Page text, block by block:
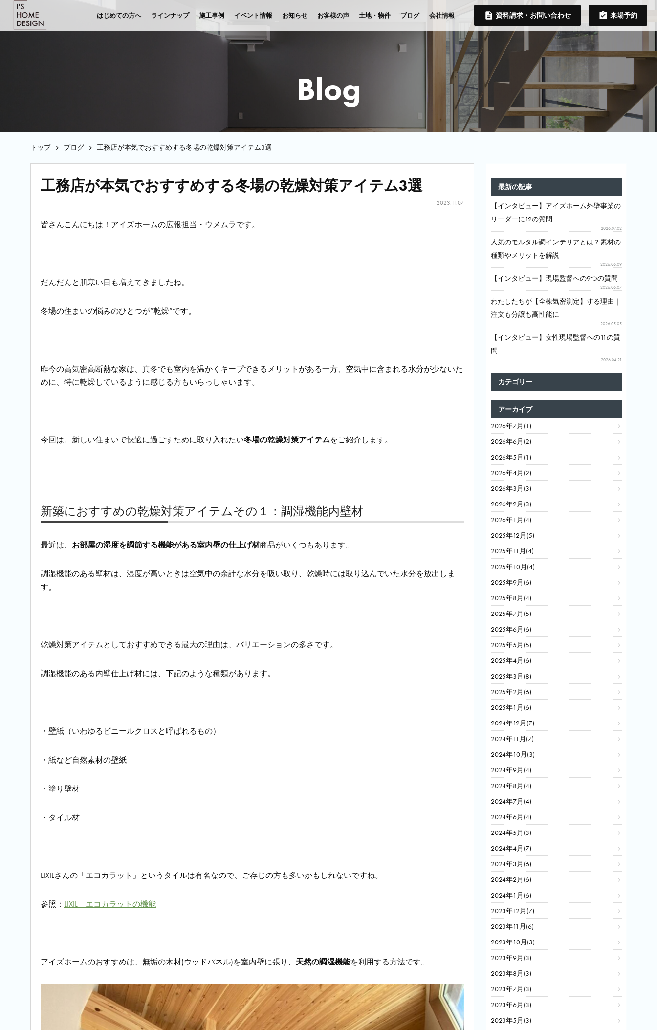
はじめての方へ ラインナップ 施工事例 イベント情報 お知らせ お客様の声 土地・物件 ブログ 会社情報 資料請求・お問い合わせ 来場予約
Blog
トップ ブログ 工務店が本気でおすすめする冬場の乾燥対策アイテム3選
工務店が本気でおすすめする冬場の乾燥対策アイテム3選
2023.11.07
皆さんこんにちは！アイズホームの広報担当・ウメムラです。
だんだんと肌寒い日も増えてきましたね。
冬場の住まいの悩みのひとつが”乾燥”です。
昨今の高気密高断熱な家は、真冬でも室内を温かくキープできるメリットがある一方、空気中に含まれる水分が少ないた
めに、特に乾燥しているように感じる方もいらっしゃいます。
今回は、新しい住まいで快適に過ごすために取り入れたい冬場の乾燥対策アイテムをご紹介します。
新築におすすめの乾燥対策アイテムその１：調湿機能内壁材
最近は、 お部屋の湿度を調節する機能がある室内壁の仕上げ材商品がいくつもあります。
調湿機能のある壁材は、湿度が高いときは空気中の余計な水分を吸い取り、乾燥時には取り込んでいた水分を放出しま
す。
乾燥対策アイテムとしておすすめできる最大の理由は、バリエーションの多さです。
調湿機能のある内壁仕上げ材には、下記のような種類があります。
・壁紙（いわゆるビニールクロスと呼ばれるもの）
・紙など自然素材の壁紙
・塗り壁材
・タイル材
LIXILさんの「エコカラット」というタイルは有名なので、ご存じの方も多いかもしれないですね。
参照： LIXIL エコカラットの機能
アイズホームのおすすめは、無垢の木材(ウッドパネル)を室内壁に張り、 天然の調湿機能を利用する方法です。
最新の記事
【インタビュー】アイズホーム外壁事業の
リーダーに12の質問
2026.07.02
人気のモルタル調インテリアとは？素材の
種類やメリットを解説
2026.06.09
【インタビュー】現場監督への9つの質問
2026.06.07
わたしたちが【全棟気密測定】する理由｜
注文も分譲も高性能に
2026.05.05
【インタビュー】女性現場監督への11の質
問
2026.04.21
カテゴリー
アーカイブ
2026年7月(1)
2026年6月(2)
2026年5月(1)
2026年4月(2)
2026年3月(3)
2026年2月(3)
2026年1月(4)
2025年12月(5)
2025年11月(4)
2025年10月(4)
2025年9月(6)
2025年8月(4)
2025年7月(5)
2025年6月(6)
2025年5月(5)
2025年4月(6)
2025年3月(8)
2025年2月(6)
2025年1月(6)
2024年12月(7)
2024年11月(7)
2024年10月(3)
2024年9月(4)
2024年8月(4)
2024年7月(4)
2024年6月(4)
2024年5月(3)
2024年4月(7)
2024年3月(6)
2024年2月(6)
2024年1月(6)
2023年12月(7)
2023年11月(6)
2023年10月(3)
2023年9月(3)
2023年8月(3)
2023年7月(3)
2023年6月(3)
2023年5月(3)